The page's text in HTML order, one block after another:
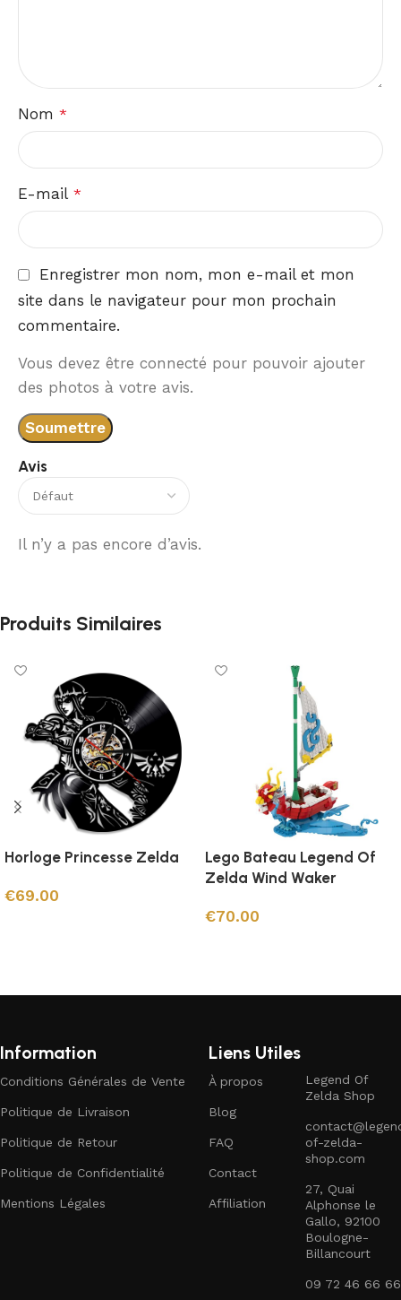
Avis
Il n’y a pas encore d’avis.
Nom *
E-mail *
Enregistrer mon nom, mon e-mail et mon
site dans le navigateur pour mon prochain
commentaire.
Vous devez être connecté pour pouvoir ajouter
des photos à votre avis.
Produits Similaires
Horloge Princesse Zelda
€69.00
Lego Bateau Legend Of
Zelda Wind Waker
€70.00
Information
Conditions Générales de Vente
Politique de Livraison
Politique de Retour
Politique de Confidentialité
Mentions Légales
Liens Utiles
À propos
Blog
FAQ
Contact
Affiliation
Legend Of
Zelda Shop
of-zelda-
shop.com
27, Quai
Alphonse le
Gallo, 92100
Boulogne-
Billancourt
09 72 46 66 66